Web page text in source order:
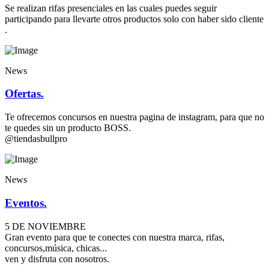
Se realizan rifas presenciales en las cuales puedes seguir
participando para llevarte otros productos solo con haber sido cliente
.
News
Ofertas.
Te ofrecemos concursos en nuestra pagina de instagram, para que no
te quedes sin un producto BOSS.
@tiendasbullpro
News
Eventos.
5 DE NOVIEMBRE
Gran evento para que te conectes con nuestra marca, rifas,
concursos,música, chicas...
ven y disfruta con nosotros.